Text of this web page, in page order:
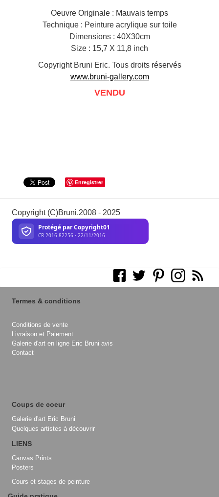
Oeuvre Originale : Mauvais temps
Technique : Peinture acrylique sur toile
Dimensions : 40X30cm
Size : 15,7 X 11,8 inch
Copyright Bruni Eric. Tous droits réservés
www.bruni-gallery.com
VENDU
Enregistrer
Copyright (C)Bruni.2008 - 2025
Termes & conditions
Conditions de vente
Livraison et Paiement
Galerie d'art en ligne Eric Bruni avis
Contact
Coups de coeur
Galerie d'art Eric Bruni
Quelques artistes à découvrir
LIENS
Canvas Prints
Posters
Cours et stages de peinture